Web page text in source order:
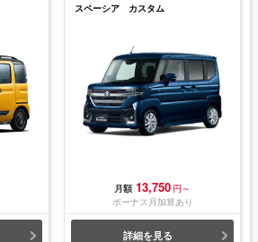
スペーシア カスタム
月額 13,750 円～
ボーナス月加算あり
詳細を見る